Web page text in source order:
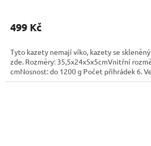
499 Kč
Tyto kazety nemají víko, kazety se
zde. Rozměry: 35,5x24x5x5cmVnitřní
cmNosnost: do 1200 g Počet přihrádek 6.